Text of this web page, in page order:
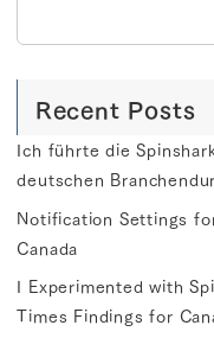
Recent Posts
Ich führte die
deutschen
Notification Settings
Canada
I Experimented with
Times Findings for